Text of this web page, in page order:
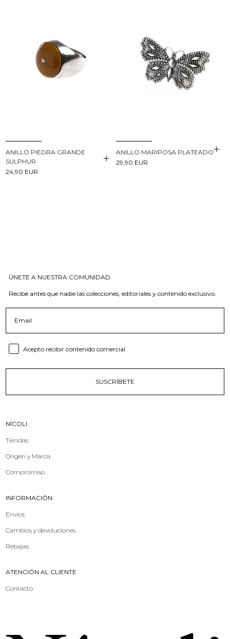
ANILLO PIEDRA GRANDE
SULPHUR
24,90 EUR
ANILLO MARIPOSA PLATEADO
29,90 EUR
ÚNETE A NUESTRA COMUNIDAD
Recibe antes que nadie las colecciones, editoriales y contenido exclusivo.
Consent email
Acepto recibir contenido comercial
SUSCRÍBETE
NÍCOLI
Tiendas
Origen y Marca
Compromiso
INFORMACIÓN
Envíos
Cambios y devoluciones
Rebajas
ATENCIÓN AL CLIENTE
Contacto